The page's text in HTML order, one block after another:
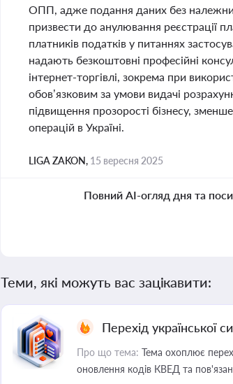
ОПП, адже подання даних без
призвести до анулювання реєстрації
платників податків у питаннях
надають безкоштовні професійні
інтернет-торгівлі, зокрема при
обов’язковим за умови видачі
підвищення прозорості бізнесу,
операцій в Україні.
LIGA ZAKON, 15 вересня 2025
Повний AI-огляд дня та
Теми, які можуть вас зацікавити:
Перехід української
Про що тема: Тема охоплює
оновлення кодів КВЕД та